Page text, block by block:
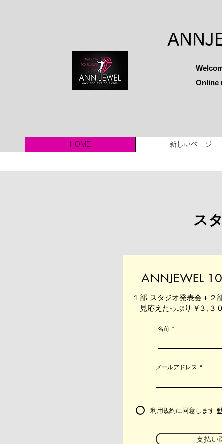
Online
HOME 新しいページ
ス
ANNJEWEL
１部 スタジオ発表会＋２
見応えたっぷり ¥３,３
名前
メールアドレス
利用規約に同意します
支払い